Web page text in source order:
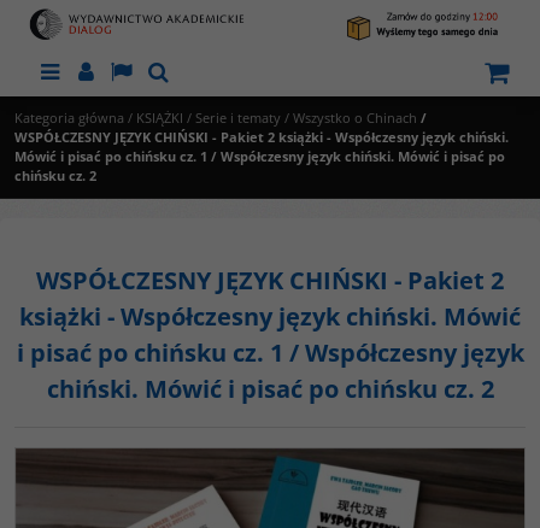
MenuPanelLangSzukaj
Kategoria główna / KSIĄŻKI / Serie i tematy / Wszystko o Chinach /
WSPÓŁCZESNY JĘZYK CHIŃSKI - Pakiet 2 książki - Współczesny język chiński.
Mówić i pisać po chińsku cz. 1 / Współczesny język chiński. Mówić i pisać po
chińsku cz. 2
WSPÓŁCZESNY JĘZYK CHIŃSKI - Pakiet 2
książki - Współczesny język chiński. Mówić
i pisać po chińsku cz. 1 / Współczesny język
chiński. Mówić i pisać po chińsku cz. 2